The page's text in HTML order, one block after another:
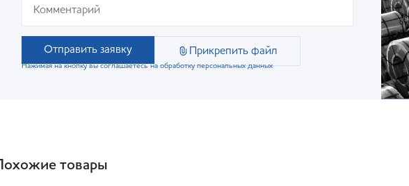
Отправить заявку Прикрепить файл
Нажимая на кнопку вы соглашаетесь на обработку персональных данных
Похожие товары